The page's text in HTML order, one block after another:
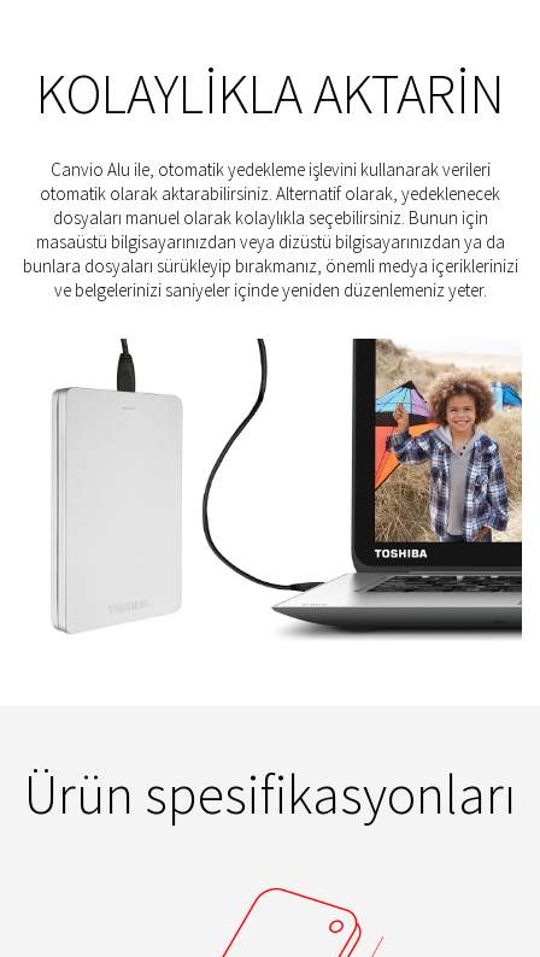
KOLAYLIKLA AKTARIN
Canvio Alu ile, otomatik yedekleme işlevini kullanarak verileri
otomatik olarak aktarabilirsiniz. Alternatif olarak, yedeklenecek
dosyaları manuel olarak kolaylıkla seçebilirsiniz. Bunun için
masaüstü bilgisayarınızdan veya dizüstü bilgisayarınızdan ya da
bunlara dosyaları sürükleyip bırakmanız, önemli medya içeriklerinizi
ve belgelerinizi saniyeler içinde yeniden düzenlemeniz yeter.
Ürün spesifikasyonları